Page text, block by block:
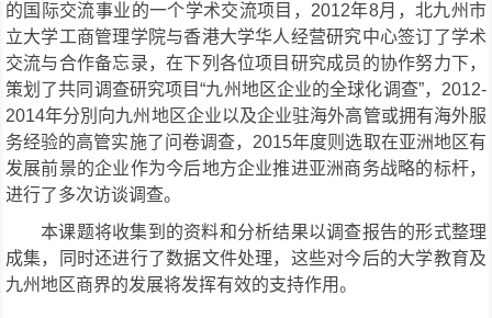
▼
▼
的国际交流事业的一个学术交流项目，2012年8月，北九州市
立大学工商管理学院与香港大学华人经营研究中心签订了学术
交流与合作备忘录，在下列各位项目研究成员的协作努力下，
策划了共同调查研究项目“九州地区企业的全球化调查”，2012-
2014年分別向九州地区企业以及企业驻海外高管或拥有海外服
务经验的高管实施了问卷调查，2015年度则选取在亚洲地区有
发展前景的企业作为今后地方企业推进亚洲商务战略的标杆，
进行了多次访谈调查。
本课题将收集到的资料和分析结果以调查报告的形式整理
成集，同时还进行了数据文件处理，这些对今后的大学教育及
九州地区商界的发展将发挥有效的支持作用。